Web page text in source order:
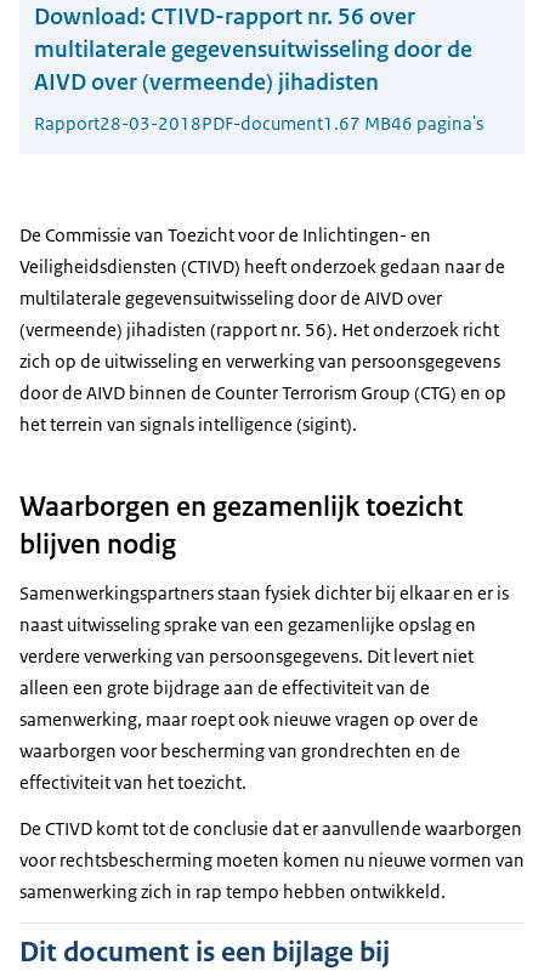
Download: CTIVD-rapport nr. 56 over
multilaterale gegevensuitwisseling door de
AIVD over (vermeende) jihadisten
Rapport28-03-2018PDF-document1.67 MB46 pagina's
De Commissie van Toezicht voor de Inlichtingen- en
Veiligheidsdiensten (CTIVD) heeft onderzoek gedaan naar de
multilaterale gegevensuitwisseling door de AIVD over
(vermeende) jihadisten (rapport nr. 56). Het onderzoek richt
zich op de uitwisseling en verwerking van persoonsgegevens
door de AIVD binnen de Counter Terrorism Group (CTG) en op
het terrein van signals intelligence (sigint).
Waarborgen en gezamenlijk toezicht
blijven nodig
Samenwerkingspartners staan fysiek dichter bij elkaar en er is
naast uitwisseling sprake van een gezamenlijke opslag en
verdere verwerking van persoonsgegevens. Dit levert niet
alleen een grote bijdrage aan de effectiviteit van de
samenwerking, maar roept ook nieuwe vragen op over de
waarborgen voor bescherming van grondrechten en de
effectiviteit van het toezicht.
De CTIVD komt tot de conclusie dat er aanvullende waarborgen
voor rechtsbescherming moeten komen nu nieuwe vormen van
samenwerking zich in rap tempo hebben ontwikkeld.
Dit document is een bijlage bij